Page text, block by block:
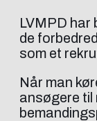
LVMPD har
de
som et
Når man
ansøgere til